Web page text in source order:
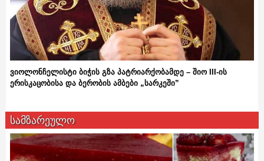
ვიოლონჩელისტი ბიჭის გზა პატრიარქობამდე – შიო III-ის
ერისკაცობისა და ბერობის ამბები „სარკეში”
სამზარეულო